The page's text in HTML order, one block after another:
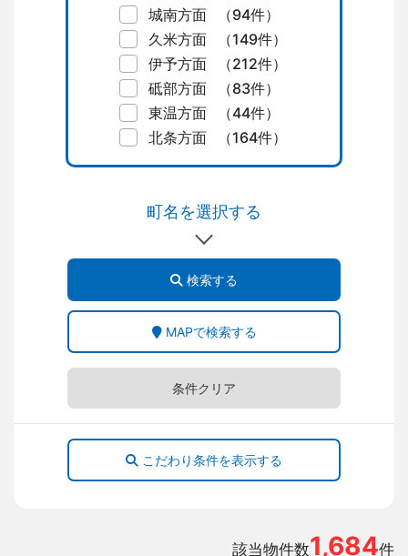
城南方面
（94件）
久米方面
（149件）
伊予方面
（212件）
砥部方面
（83件）
東温方面
（44件）
北条方面
（164件）
町名を選択する
検索する
MAPで検索する
条件クリア
こだわり条件を表示する
該当物件数1,684件